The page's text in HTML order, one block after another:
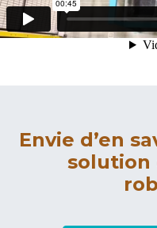
Envie d’en
solution